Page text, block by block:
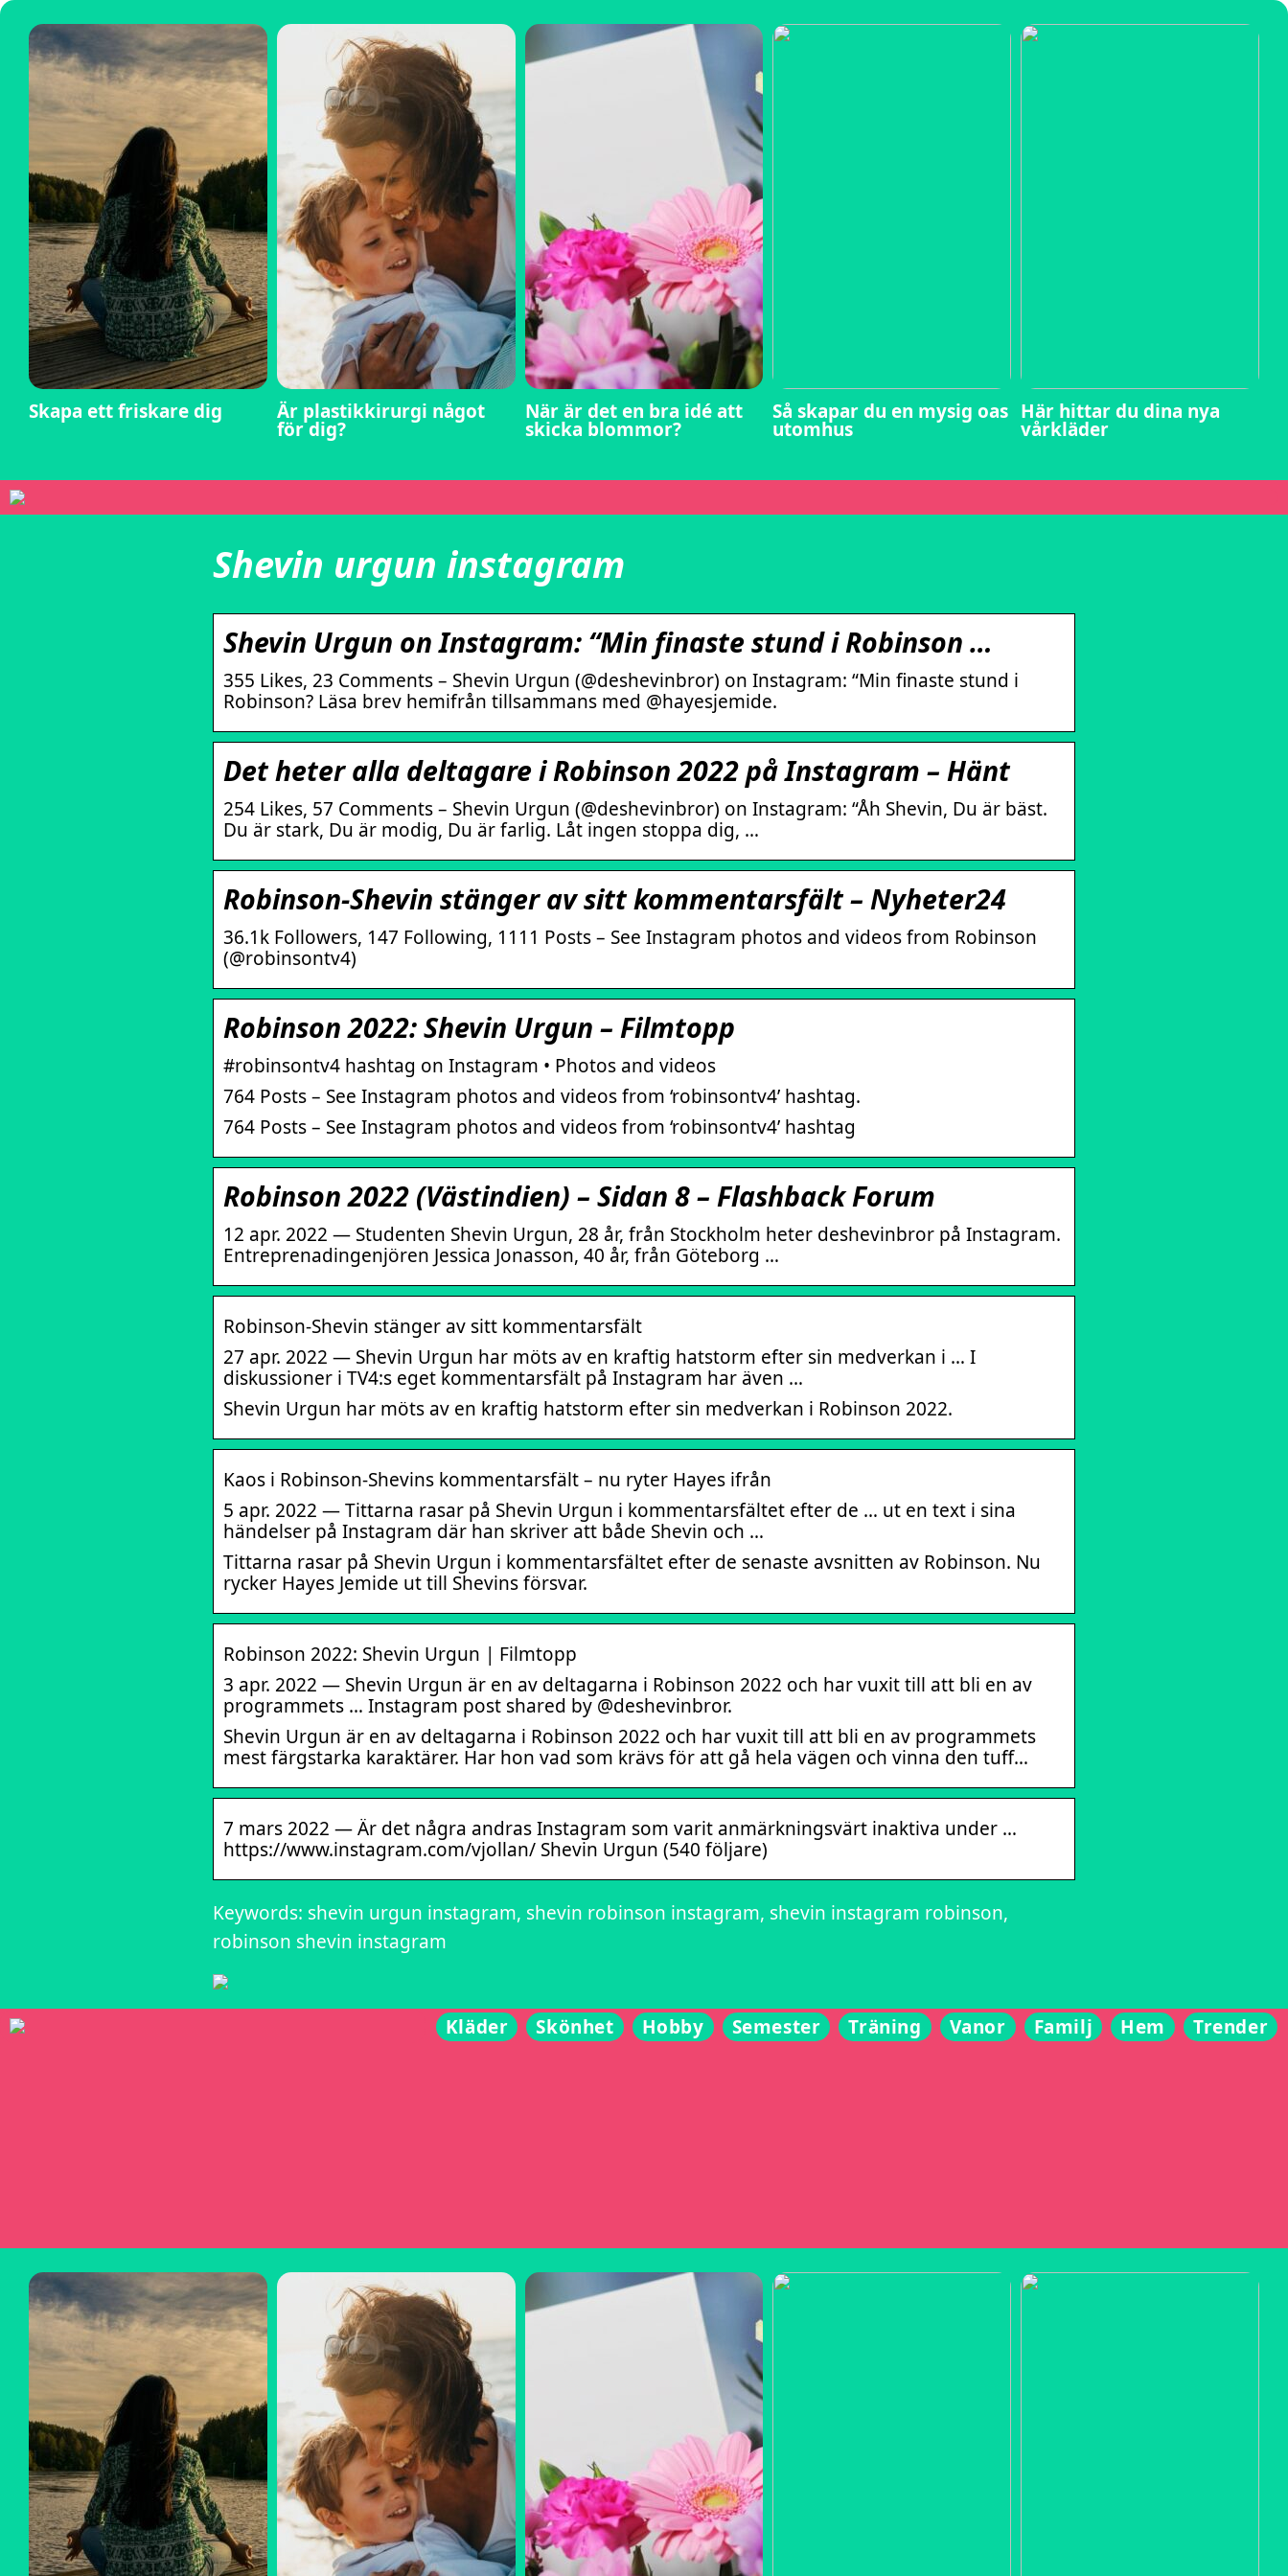
Skapa ett friskare dig Är plastikkirurgi något
för dig?
När är det en bra idé att
skicka blommor?
Så skapar du en mysig oas
utomhus
Här hittar du dina nya
vårkläder
Shevin urgun instagram
Shevin Urgun on Instagram: “Min finaste stund i Robinson …
355 Likes, 23 Comments – Shevin Urgun (@deshevinbror) on Instagram: “Min finaste stund i
Robinson? Läsa brev hemifrån tillsammans med @hayesjemide.
Det heter alla deltagare i Robinson 2022 på Instagram – Hänt
254 Likes, 57 Comments – Shevin Urgun (@deshevinbror) on Instagram: “Åh Shevin, Du är bäst.
Du är stark, Du är modig, Du är farlig. Låt ingen stoppa dig, …
Robinson-Shevin stänger av sitt kommentarsfält – Nyheter24
36.1k Followers, 147 Following, 1111 Posts – See Instagram photos and videos from Robinson
(@robinsontv4)
Robinson 2022: Shevin Urgun – Filmtopp
#robinsontv4 hashtag on Instagram • Photos and videos
764 Posts – See Instagram photos and videos from ‘robinsontv4’ hashtag.
764 Posts – See Instagram photos and videos from ‘robinsontv4’ hashtag
Robinson 2022 (Västindien) – Sidan 8 – Flashback Forum
12 apr. 2022 — Studenten Shevin Urgun, 28 år, från Stockholm heter deshevinbror på Instagram.
Entreprenadingenjören Jessica Jonasson, 40 år, från Göteborg …
Robinson-Shevin stänger av sitt kommentarsfält
27 apr. 2022 — Shevin Urgun har möts av en kraftig hatstorm efter sin medverkan i … I
diskussioner i TV4:s eget kommentarsfält på Instagram har även …
Shevin Urgun har möts av en kraftig hatstorm efter sin medverkan i Robinson 2022.
Kaos i Robinson-Shevins kommentarsfält – nu ryter Hayes ifrån
5 apr. 2022 — Tittarna rasar på Shevin Urgun i kommentarsfältet efter de … ut en text i sina
händelser på Instagram där han skriver att både Shevin och …
Tittarna rasar på Shevin Urgun i kommentarsfältet efter de senaste avsnitten av Robinson. Nu
rycker Hayes Jemide ut till Shevins försvar.
Robinson 2022: Shevin Urgun | Filmtopp
3 apr. 2022 — Shevin Urgun är en av deltagarna i Robinson 2022 och har vuxit till att bli en av
programmets … Instagram post shared by @deshevinbror.
Shevin Urgun är en av deltagarna i Robinson 2022 och har vuxit till att bli en av programmets
mest färgstarka karaktärer. Har hon vad som krävs för att gå hela vägen och vinna den tuff…
7 mars 2022 — Är det några andras Instagram som varit anmärkningsvärt inaktiva under …
https://www.instagram.com/vjollan/ Shevin Urgun (540 följare)
Keywords: shevin urgun instagram, shevin robinson instagram, shevin instagram robinson,
robinson shevin instagram
Kläder Skönhet Hobby Semester Träning Vanor Familj Hem Trender